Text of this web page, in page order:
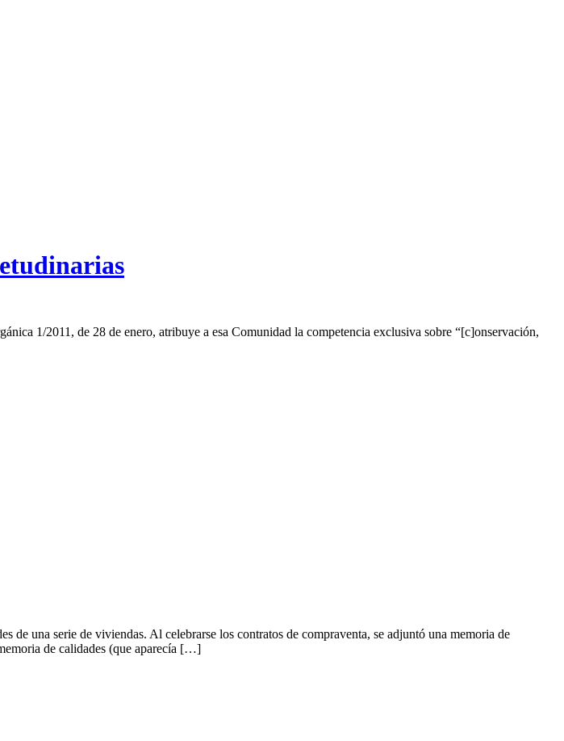
1/2011, de 28 de enero, atribuye a esa Comunidad la competencia exclusiva sobre “[c]onservación,
una serie de viviendas. Al celebrarse los contratos de compraventa, se adjuntó una memoria de
de calidades (que aparecía […]